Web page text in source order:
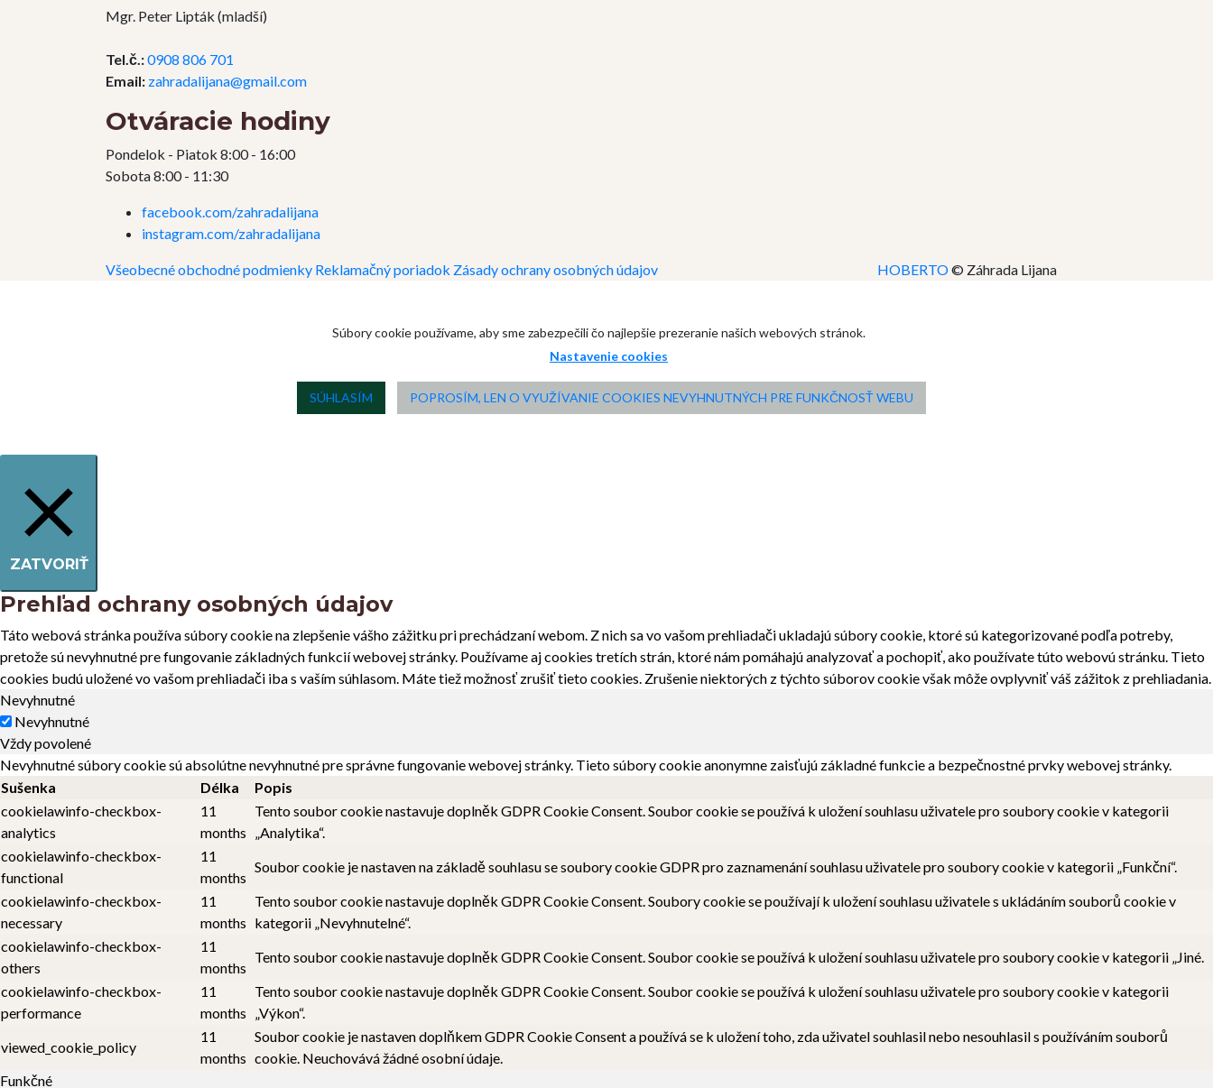
Mgr. Peter Lipták (mladší)
Tel.č.:0908 806 701
Email: zahradalijana@gmail.com
Otváracie hodiny
Pondelok - Piatok 8:00 - 16:00
Sobota 8:00 - 11:30
facebook.com/zahradalijana
instagram.com/zahradalijana
Všeobecné obchodné podmienky Reklamačný poriadok Zásady ochrany osobných údajov HOBERTO© Záhrada Lijana
Súbory cookie používame, aby sme zabezpečili čo najlepšie prezeranie našich webových stránok.
Nastavenie cookies
SÚHLASÍM POPROSÍM, LEN O VYUŽÍVANIE COOKIES NEVYHNUTNÝCH PRE FUNKČNOSŤ WEBU
ZATVORIŤ
Prehľad ochrany osobných údajov
Táto webová stránka používa súbory cookie na zlepšenie vášho zážitku pri prechádzaní webom. Z nich sa vo vašom prehliadači ukladajú súbory cookie, ktoré sú kategorizované podľa potreby,
pretože sú nevyhnutné pre fungovanie základných funkcií webovej stránky. Používame aj cookies tretích strán, ktoré nám pomáhajú analyzovať a pochopiť, ako používate túto webovú stránku. Tieto
cookies budú uložené vo vašom prehliadači iba s vaším súhlasom. Máte tiež možnosť zrušiť tieto cookies. Zrušenie niektorých z týchto súborov cookie však môže ovplyvniť váš zážitok z prehliadania.
Nevyhnutné
Nevyhnutné
Vždy povolené
Nevyhnutné súbory cookie sú absolútne nevyhnutné pre správne fungovanie webovej stránky. Tieto súbory cookie anonymne zaisťujú základné funkcie a bezpečnostné prvky webovej stránky.
Sušenka
Délka
Popis
cookielawinfo-checkbox-
analytics
11
months
Tento soubor cookie nastavuje doplněk GDPR Cookie Consent. Soubor cookie se používá k uložení souhlasu uživatele pro soubory cookie v kategorii
„Analytika“.
cookielawinfo-checkbox-
functional
11
months
Soubor cookie je nastaven na základě souhlasu se soubory cookie GDPR pro zaznamenání souhlasu uživatele pro soubory cookie v kategorii „Funkční“.
cookielawinfo-checkbox-
necessary
11
months
Tento soubor cookie nastavuje doplněk GDPR Cookie Consent. Soubory cookie se používají k uložení souhlasu uživatele s ukládáním souborů cookie v
kategorii „Nevyhnutelné“.
cookielawinfo-checkbox-
others
11
months
Tento soubor cookie nastavuje doplněk GDPR Cookie Consent. Soubor cookie se používá k uložení souhlasu uživatele pro soubory cookie v kategorii „Jiné.
cookielawinfo-checkbox-
performance
11
months
Tento soubor cookie nastavuje doplněk GDPR Cookie Consent. Soubor cookie se používá k uložení souhlasu uživatele pro soubory cookie v kategorii
„Výkon“.
viewed_cookie_policy
11
months
Soubor cookie je nastaven doplňkem GDPR Cookie Consent a používá se k uložení toho, zda uživatel souhlasil nebo nesouhlasil s používáním souborů
cookie. Neuchovává žádné osobní údaje.
Funkčné